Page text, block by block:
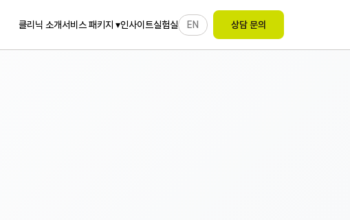
클리닉 소개서비스 패키지 ▾인사이트실험실 EN 상담 문의